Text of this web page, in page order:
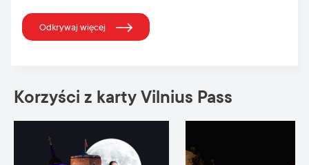
Odkrywaj więcej
Korzyści z karty Vilnius Pass